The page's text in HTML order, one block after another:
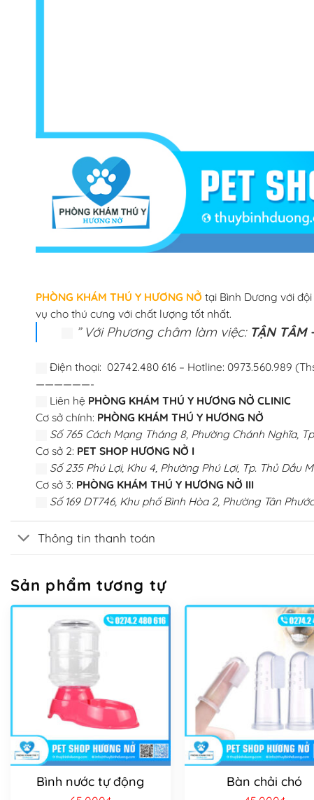
PHÒNG KHÁM THÚ Y HƯƠNG NỞtại Bình Dương với
vụ cho thú cưng với chất lượng tốt nhất.
” Với Phương châm làm việc: TẬN TÂM
Điện thoại: 02742.480 616 – Hotline: 0973.560.989
——————-
Liên hệ PHÒNG KHÁM THÚ Y HƯƠNG NỞ CLINIC
Cơ sở chính: PHÒNG KHÁM THÚ Y HƯƠNG NỞ
Số 765 Cách Mạng Tháng 8, Phường Chánh Nghĩa,
Cơ sở 2: PET SHOP HƯƠNG NỞ I
Số 235 Phú Lợi, Khu 4, Phường Phú Lợi, Tp. Thủ Dầu
Cơ sở 3: PHÒNG KHÁM THÚ Y HƯƠNG NỞ III
Số 169 DT746, Khu phố Bình Hòa 2, Phường Tân
Thông tin thanh toán
Sản phẩm tương tự
Bình nước tự động Bàn chải chó